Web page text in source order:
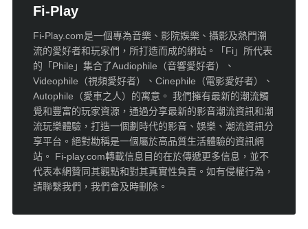
Fi-Play
Fi-Play.com是一個專為音樂、影院娛樂、攝影及熱門潮
流的愛好者和玩家們，所打造而成的網站。「Fi」所代表
的「Phile」集合了Audiophile（音響愛好者）、
Videophile（視頻愛好者）、Cinephile（電影愛好者）、
Autophile（愛車之人）的寓意。 我們擁有最新的潮流觸
覺和豐富的玩家資源，通過分享最新的影音潮流資訊和潮
流玩樂體驗，打造一個劃時代的影音、娛樂、潮流資訊分
享平台。絕對勘稱是一個屬於高品質生活體驗的資訊網
站。 Fi-play.com轉載信息目的在於傳遞更多信息，並不
代表本網贊同其觀點和對其真實性負責。如有侵權行為，
請聯繫我們，我們會及時刪除。